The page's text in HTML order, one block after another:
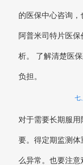
的医保中心咨询，
阿普米司特片医
析。 了解清楚医
负担。
七
对于需要长期服
要。得定期监测
么异常。也要注